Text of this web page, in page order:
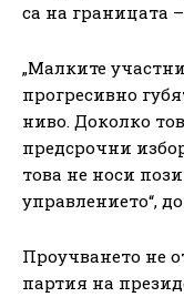
са на границата –
„Малките
прогресивно
ниво. Доколко
предсрочни
това не носи
управлението“,
Проучването не
партия на